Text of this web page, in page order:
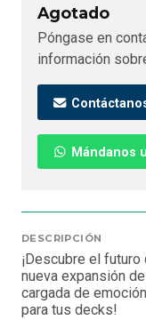
Agotado
Póngase en
información
Mándanos
DESCRIPCIÓN
¡Descubre el
nueva expansión de
cargada de
para tus decks!